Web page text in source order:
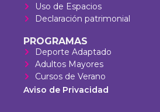
Uso de Espacios
Declaración patrimonial
PROGRAMAS
Deporte Adaptado
Adultos Mayores
Cursos de Verano
Aviso de Privacidad